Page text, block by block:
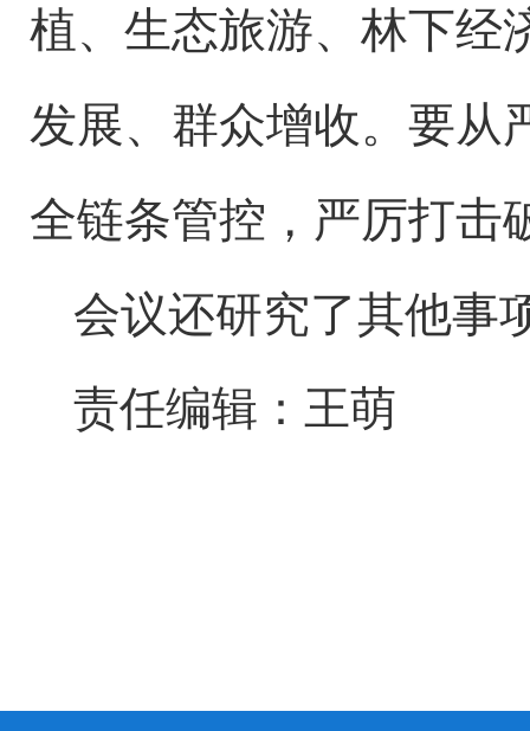
植、生态旅游、林下经
发展、群众增收。要从
全链条管控，严厉打击
会议还研究了其他事
责任编辑：王萌